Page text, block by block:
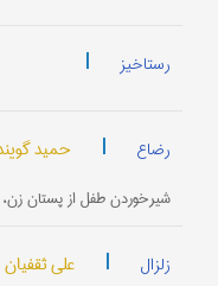
رستاخیز |
رضاع | حمید
شیرخوردن طفل از پستان
زلزال | علی ثقفیان